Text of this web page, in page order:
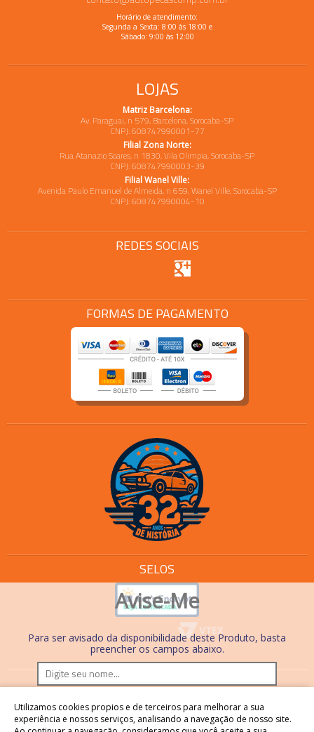
Avise-Me
Para ser avisado da disponibilidade deste Produto, basta
preencher os campos abaixo.
Horário de atendimento:
Segunda a Sexta: 8:00 às 18:00 e
Sábado: 9:00 às 12:00
LOJAS
Matriz Barcelona:
Av. Paraguai, n 579, Barcelona, Sorocaba-SP
CNPJ: 608747990001-77
Filial Zona Norte:
Rua Atanazio Soares, n 1830, Vila Olimpia, Sorocaba-SP
CNPJ: 608747990003-39
Filial Wanel Ville:
Avenida Paulo Emanuel de Almeida, n 659, Wanel Ville, Sorocaba-SP
CNPJ: 608747990004-10
REDES SOCIAIS
FORMAS DE PAGAMENTO
SELOS
somente em compras realizadas no site. Nas lojas físicas,
Utilizamos cookies propios e de terceiros para melhorar a sua
experiência e nossos serviços, analisando a navegação de nosso site.